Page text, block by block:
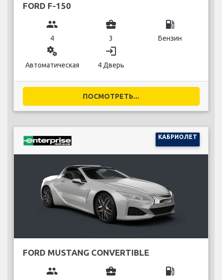
FORD F-150
group
4
business_center
3
local_gas_station
Бензин
miscellaneous_services
Автоматическая
login
4 Дверь
ПОСМОТРЕТЬ...
КАБРИОЛЕТ
FORD MUSTANG CONVERTIBLE
group business_center local_gas_station